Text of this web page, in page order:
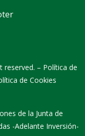
reserved. – Política de
de Cookies
de la Junta de
-Adelante Inversión-